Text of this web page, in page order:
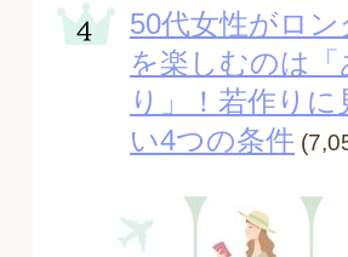
50代女性がロン
を楽しむのは「
り」！若作りに
い4つの条件